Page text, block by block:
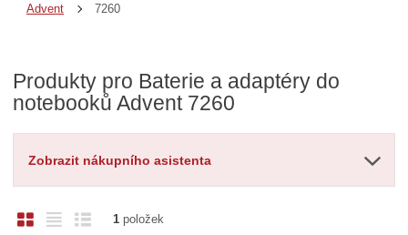
Advent 7260
Produkty pro Baterie a adaptéry do
notebooků Advent 7260
Zobrazit nákupního asistenta
O
Ř
1položek